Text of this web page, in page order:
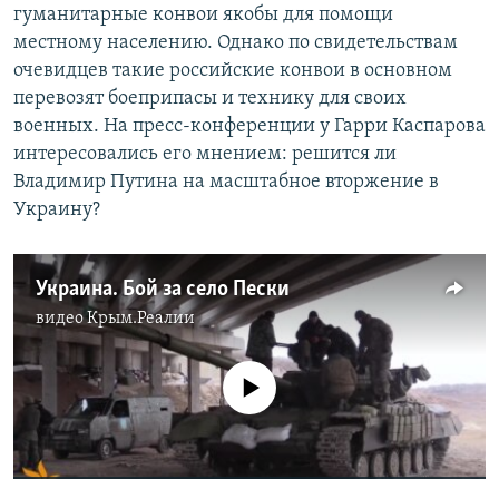
гуманитарные конвои якобы для помощи
местному населению. Однако по свидетельствам
очевидцев такие российские конвои в основном
перевозят боеприпасы и технику для своих
военных. На пресс-конференции у Гарри Каспарова
интересовались его мнением: решится ли
Владимир Путина на масштабное вторжение в
Украину?
Украина. Бой за село Пески
видеоКрым.Реалии
No media source currently available